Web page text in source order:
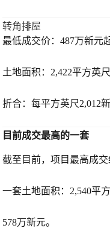
转角排屋
最低成交价：487万新元
土地面积：2,422平方英尺
折合：每平方英尺2,012新
目前成交最高的一套
截至目前，项目最高成交
一套土地面积：2,540平
578万新元。